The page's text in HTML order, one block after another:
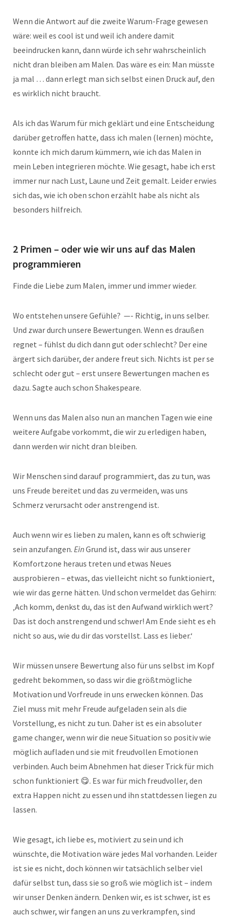
Wenn die Antwort auf die zweite Warum-Frage gewesen
wäre: weil es cool ist und weil ich andere damit
beeindrucken kann, dann würde ich sehr wahrscheinlich
nicht dran bleiben am Malen. Das wäre es ein: Man müsste
ja mal … dann erlegt man sich selbst einen Druck auf, den
es wirklich nicht braucht.
Als ich das Warum für mich geklärt und eine Entscheidung
darüber getroffen hatte, dass ich malen (lernen) möchte,
konnte ich mich darum kümmern, wie ich das Malen in
mein Leben integrieren möchte. Wie gesagt, habe ich erst
immer nur nach Lust, Laune und Zeit gemalt. Leider erwies
sich das, wie ich oben schon erzählt habe als nicht als
besonders hilfreich.
2 Primen – oder wie wir uns auf das Malen
programmieren
Finde die Liebe zum Malen, immer und immer wieder.
Wo entstehen unsere Gefühle? —- Richtig, in uns selber.
Und zwar durch unsere Bewertungen. Wenn es draußen
regnet – fühlst du dich dann gut oder schlecht? Der eine
ärgert sich darüber, der andere freut sich. Nichts ist per se
schlecht oder gut – erst unsere Bewertungen machen es
dazu. Sagte auch schon Shakespeare.
Wenn uns das Malen also nun an manchen Tagen wie eine
weitere Aufgabe vorkommt, die wir zu erledigen haben,
dann werden wir nicht dran bleiben.
Wir Menschen sind darauf programmiert, das zu tun, was
uns Freude bereitet und das zu vermeiden, was uns
Schmerz verursacht oder anstrengend ist.
Auch wenn wir es lieben zu malen, kann es oft schwierig
sein anzufangen. EinGrund ist, dass wir aus unserer
Komfortzone heraus treten und etwas Neues
ausprobieren – etwas, das vielleicht nicht so funktioniert,
wie wir das gerne hätten. Und schon vermeldet das Gehirn:
‚Ach komm, denkst du, das ist den Aufwand wirklich wert?
Das ist doch anstrengend und schwer! Am Ende sieht es eh
nicht so aus, wie du dir das vorstellst. Lass es lieber.‘
Wir müssen unsere Bewertung also für uns selbst im Kopf
gedreht bekommen, so dass wir die größtmögliche
Motivation und Vorfreude in uns erwecken können. Das
Ziel muss mit mehr Freude aufgeladen sein als die
Vorstellung, es nicht zu tun. Daher ist es ein absoluter
game changer, wenn wir die neue Situation so positiv wie
möglich aufladen und sie mit freudvollen Emotionen
verbinden. Auch beim Abnehmen hat dieser Trick für mich
schon funktioniert 😋. Es war für mich freudvoller, den
extra Happen nicht zu essen und ihn stattdessen liegen zu
lassen.
Wie gesagt, ich liebe es, motiviert zu sein und ich
wünschte, die Motivation wäre jedes Mal vorhanden. Leider
ist sie es nicht, doch können wir tatsächlich selber viel
dafür selbst tun, dass sie so groß wie möglich ist – indem
wir unser Denken ändern. Denken wir, es ist schwer, ist es
auch schwer, wir fangen an uns zu verkrampfen, sind